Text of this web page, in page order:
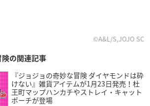
©A&L/S,JOJO SC
険の関連記事
『ジョジョの奇妙な冒険 ダイヤモンドは砕
けない』雑貨アイテムが1月23日発売！杜
王町マップハンカチやストレイ・キャット
ポーチが登場